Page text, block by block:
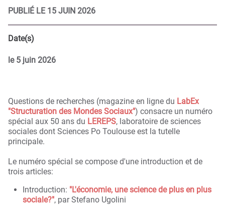
PUBLIÉ LE 15 JUIN 2026
Date(s)
le5 juin 2026
Questions de recherches (magazine en ligne du LabEx
"Structuration des Mondes Sociaux") consacre un numéro
spécial aux 50 ans du LEREPS, laboratoire de sciences
sociales dont Sciences Po Toulouse est la tutelle
principale.
Le numéro spécial se compose d'une introduction et de
trois articles:
Introduction: "L'économie, une science de plus en plus
sociale?", par Stefano Ugolini